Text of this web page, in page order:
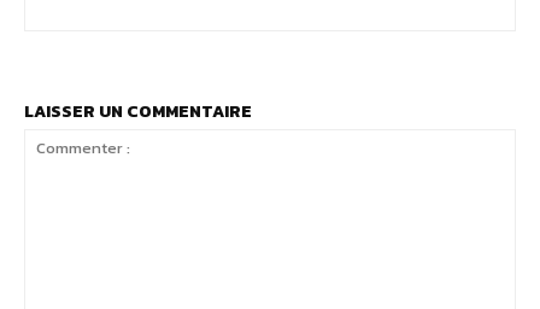
LAISSER UN COMMENTAIRE